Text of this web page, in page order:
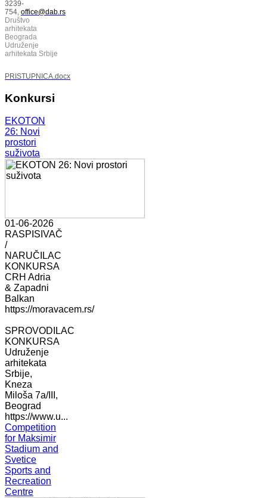
3239-
754, office@dab.rs
Društvo
arhitekata
Beograda
Udruženje
arhitekata Srbije
PRISTUPNICA.docx
Konkursi
EKOTON
26: Novi
prostori
suživota
01-06-2026
RASPISIVAČ
/
NARUČILAC
KONKURSA
CRH Adria
& Zapadni
Balkan
https://moravacem.rs/
SPROVODILAC
KONKURSA
Udruženje
arhitekata
Srbije,
Kneza
Miloša 7a/III,
Beograd
https://www.u...
Competition
for Maksimir
Stadium and
Svetice
Sports and
Recreation
Centre